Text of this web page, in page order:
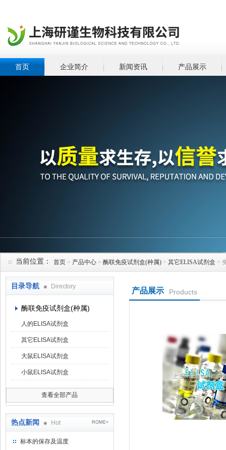
首页 企业简介 新闻资讯 产品展示
当前位置： 首页 > 产品中心 > 酶联免疫试剂盒(种属) > 其它ELISA试剂盒 >
目录导航 Directory
酶联免疫试剂盒(种属)
人的ELISA试剂盒
其它ELISA试剂盒
大鼠ELISA试剂盒
小鼠ELISA试剂盒
查看全部产品
热点新闻 Hot ROME+
标本的保存及温度
产品展示 Products